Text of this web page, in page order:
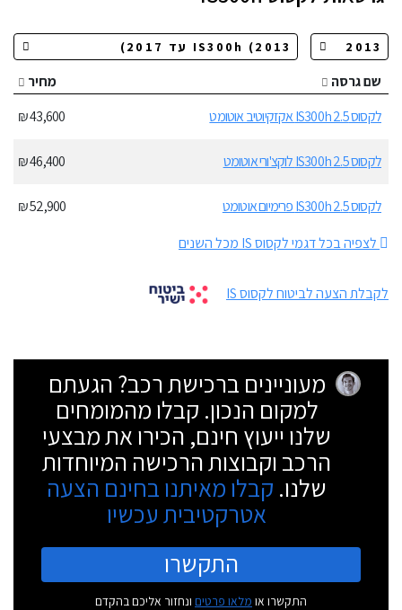
שם גרסה
מחיר
לקסוס IS300h 2.5 אקזקיוטיב אוטומט
43,600 ₪
לקסוס IS300h 2.5 לוקצ'ורי אוטומט 46,400 ₪
לקסוס IS300h 2.5 פרימיום אוטומט
52,900 ₪
לצפיה בכל דגמי לקסוס IS מכל השנים
לקבלת הצעה לביטוח לקסוס IS
מעוניינים ברכישת רכב? הגעתם
למקום הנכון. קבלו מהמומחים
שלנו ייעוץ חינם, הכירו את מבצעי
הרכב וקבוצות הרכישה המיוחדות
שלנו. קבלו מאיתנו בחינם הצעה
אטרקטיבית עכשיו
התקשרו
התקשרו או מלאו פרטים ונחזור אליכם בהקדם